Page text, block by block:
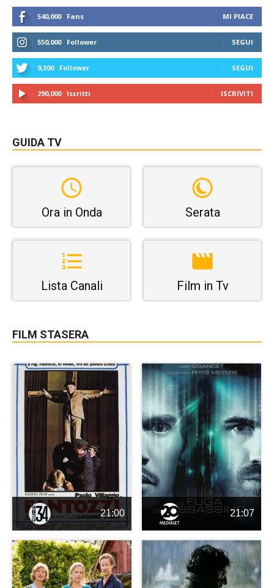
540,000 Fans MI PIACE
550,000 Follower SEGUI
9,300 Follower SEGUI
290,000 Iscritti ISCRIVITI
GUIDA TV
Ora in Onda Serata
Lista Canali Film in Tv
FILM STASERA
21:00 21:07